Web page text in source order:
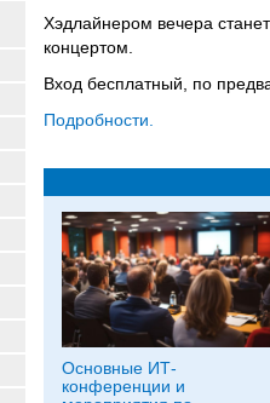
Хэдлайнером вечера
концертом.
Вход бесплатный, по
Подробности.
Основные ИТ-
конференции и